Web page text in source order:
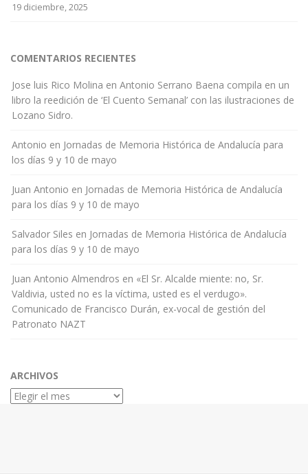
19 diciembre, 2025
COMENTARIOS RECIENTES
Jose luis Rico Molina en Antonio Serrano Baena compila en un
libro la reedición de ‘El Cuento Semanal’ con las ilustraciones de
Lozano Sidro.
Antonio en Jornadas de Memoria Histórica de Andalucía para
los días 9 y 10 de mayo
Juan Antonio en Jornadas de Memoria Histórica de Andalucía
para los días 9 y 10 de mayo
Salvador Siles en Jornadas de Memoria Histórica de Andalucía
para los días 9 y 10 de mayo
Juan Antonio Almendros en «El Sr. Alcalde miente: no, Sr.
Valdivia, usted no es la víctima, usted es el verdugo».
Comunicado de Francisco Durán, ex-vocal de gestión del
Patronato NAZT
ARCHIVOS
Archivos